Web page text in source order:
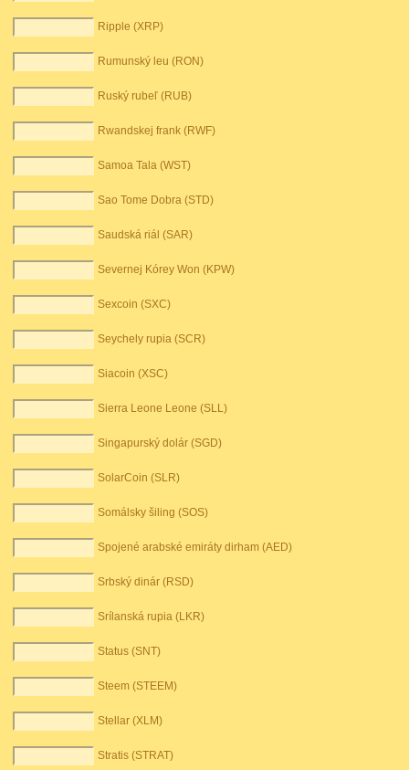
Ripple (XRP)
Rumunský leu (RON)
Ruský rubeľ (RUB)
Rwandskej frank (RWF)
Samoa Tala (WST)
Sao Tome Dobra (STD)
Saudská riál (SAR)
Severnej Kórey Won (KPW)
Sexcoin (SXC)
Seychely rupia (SCR)
Siacoin (XSC)
Sierra Leone Leone (SLL)
Singapurský dolár (SGD)
SolarCoin (SLR)
Somálsky šiling (SOS)
Spojené arabské emiráty dirham (AED)
Srbský dinár (RSD)
Srílanská rupia (LKR)
Status (SNT)
Steem (STEEM)
Stellar (XLM)
Stratis (STRAT)